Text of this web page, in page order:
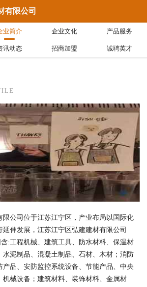
有限公司
业简介 企业文化 产品服务
讯动态 招商加盟 诚聘英才
限公司位于江苏江宁区，产业布局以国际化
伸发展，江苏江宁区弘建建材有限公司
含:工程机械、建筑工具、防水材料、保温材
水泥制品、混凝土制品、石材、木材；消防
产品、安防监控系统设备、节能产品、中央
机械设备；建筑材料、装饰材料、金属材